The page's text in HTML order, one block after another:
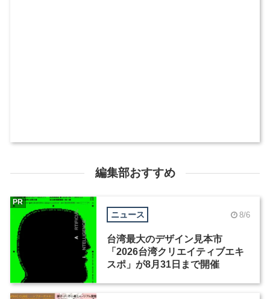
編集部おすすめ
ニュース 8/6
台湾最大のデザイン見本市
「2026台湾クリエイティブエキ
スポ」が8月31日まで開催
PR